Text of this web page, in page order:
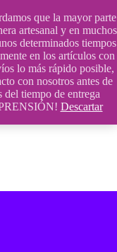
que la mayor parte
artesanal y en muchos
determinados tiempos
en los artículos con
lo más rápido posible,
con nosotros antes de
tiempo de entrega
Descartar